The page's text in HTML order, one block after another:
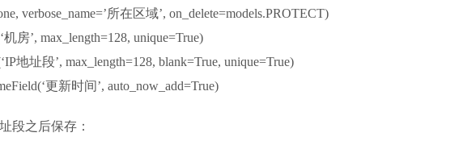
verbose_name=’所在区域’, on_delete=models.PROTECT)
房’, max_length=128, unique=True)
地址段’, max_length=128, blank=True, unique=True)
更新时间’, auto_now_add=True)
段之后保存：